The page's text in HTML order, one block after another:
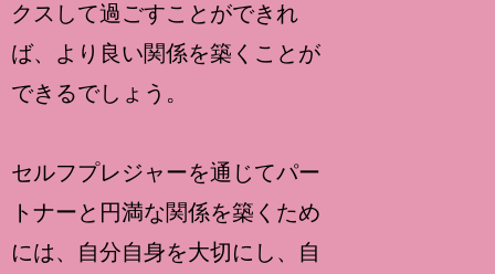
クスして過ごすことができれ
ば、より良い関係を築くことが
できるでしょう。
セルフプレジャーを通じてパー
トナーと円満な関係を築くため
には、自分自身を大切にし、自